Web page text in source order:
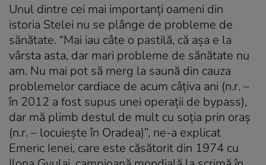
Unul dintre cei mai importanți oameni din
istoria Stelei nu se plânge de probleme de
sănătate. “Mai iau câte o pastilă, că așa e la
vârsta asta, dar mari probleme de sănătate nu
am. Nu mai pot să merg la saună din cauza
problemelor cardiace de acum câțiva ani (n.r. –
în 2012 a fost supus unei operații de bypass),
dar mă plimb destul de mult cu soția prin oraș
(n.r. – locuiește în Oradea)”, ne-a explicat
Emeric Ienei, care este căsătorit din 1974 cu